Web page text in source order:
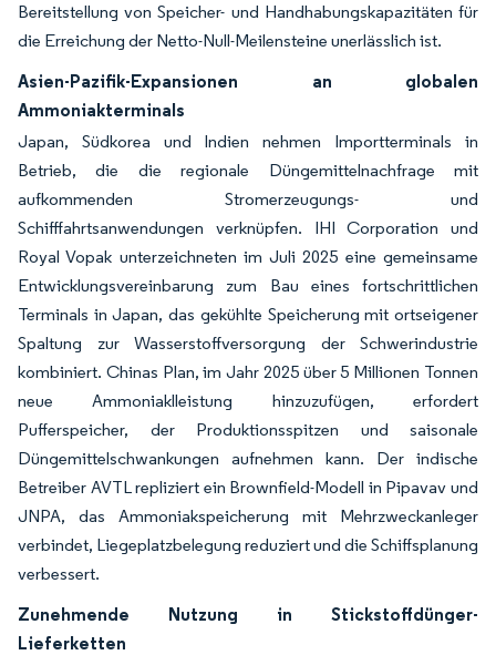
Bereitstellung von Speicher- und Handhabungskapazitäten für
die Erreichung der Netto-Null-Meilensteine unerlässlich ist.
Asien-Pazifik-Expansionen an globalen
Ammoniakterminals
Japan, Südkorea und Indien nehmen Importterminals in
Betrieb, die die regionale Düngemittelnachfrage mit
aufkommenden Stromerzeugungs- und
Schifffahrtsanwendungen verknüpfen. IHI Corporation und
Royal Vopak unterzeichneten im Juli 2025 eine gemeinsame
Entwicklungsvereinbarung zum Bau eines fortschrittlichen
Terminals in Japan, das gekühlte Speicherung mit ortseigener
Spaltung zur Wasserstoffversorgung der Schwerindustrie
kombiniert. Chinas Plan, im Jahr 2025 über 5 Millionen Tonnen
neue Ammoniaklleistung hinzuzufügen, erfordert
Pufferspeicher, der Produktionsspitzen und saisonale
Düngemittelschwankungen aufnehmen kann. Der indische
Betreiber AVTL repliziert ein Brownfield-Modell in Pipavav und
JNPA, das Ammoniakspeicherung mit Mehrzweckanleger
verbindet, Liegeplatzbelegung reduziert und die Schiffsplanung
verbessert.
Zunehmende Nutzung in Stickstoffdünger-
Lieferketten